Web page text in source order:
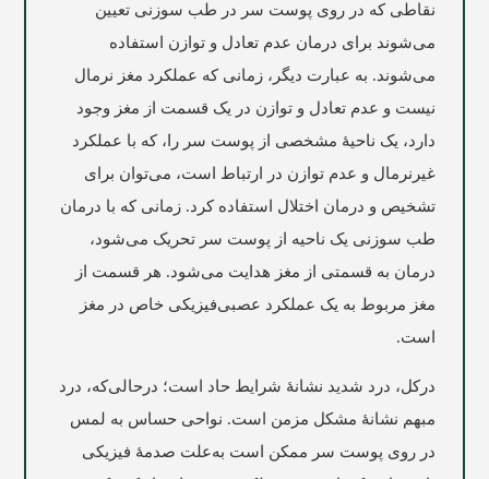
نقاطی که در روی پوست سر در طب سوزنی تعیین
می‌شوند برای درمان عدم تعادل و توازن استفاده
می‌شوند. به عبارت دیگر، زمانی که عملکرد مغز نرمال
نیست و عدم تعادل و توازن در یک قسمت از مغز وجود
دارد، یک ناحیۀ مشخصی از پوست سر را، که با عملکرد
غیرنرمال و عدم توازن در ارتباط است، می‌توان برای
تشخیص و درمان اختلال استفاده کرد. زمانی که با درمان
طب سوزنی یک ناحیه از پوست سر تحریک می‌شود،
درمان به قسمتی از مغز هدایت می‌شود. هر قسمت از
مغز مربوط به یک عملکرد عصبی‌فیزیکی خاص در مغز
است.
درکل، درد شدید نشانۀ شرایط حاد است؛ درحالی‌که، درد
مبهم نشانۀ مشکل مزمن است. نواحی حساس به لمس
در روی پوست سر ممکن است به‌علت صدمۀ فیزیکی